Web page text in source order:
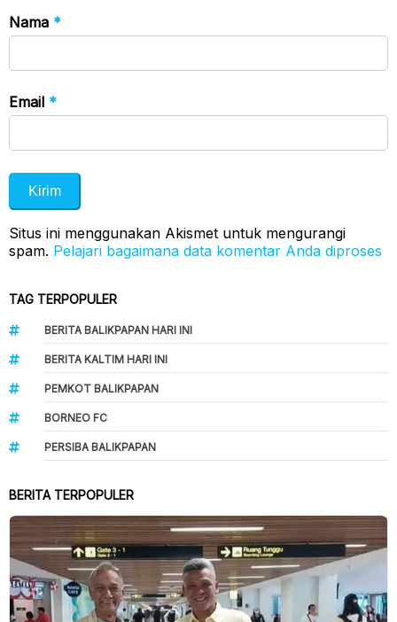
Nama *
Email *
Situs ini menggunakan Akismet untuk mengurangi
spam. Pelajari bagaimana data komentar Anda diproses
TAG TERPOPULER
BERITA BALIKPAPAN HARI INI
BERITA KALTIM HARI INI
PEMKOT BALIKPAPAN
BORNEO FC
PERSIBA BALIKPAPAN
BERITA TERPOPULER